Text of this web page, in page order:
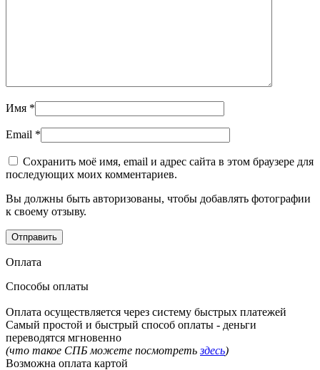
Имя *
Email *
Сохранить моё имя, email и адрес сайта в этом браузере для
последующих моих комментариев.
Вы должны быть авторизованы, чтобы добавлять фотографии
к своему отзыву.
Оплата
Способы оплаты
Оплата осуществляется через систему быстрых платежей
Самый простой и быстрый способ оплаты - деньги
переводятся мгновенно
(что такое СПБ можете посмотретьздесь)
Возможна оплата картой